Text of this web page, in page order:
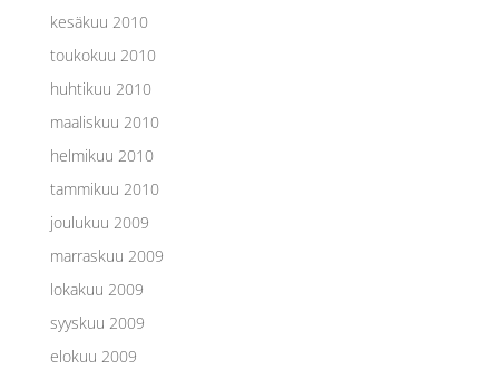
kesäkuu 2010
toukokuu 2010
huhtikuu 2010
maaliskuu 2010
helmikuu 2010
tammikuu 2010
joulukuu 2009
marraskuu 2009
lokakuu 2009
syyskuu 2009
elokuu 2009